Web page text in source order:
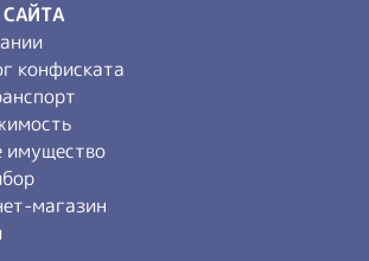
конфиската
имущество
магазин